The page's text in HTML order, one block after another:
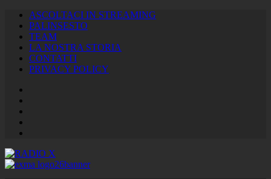
ASCOLTACI IN STREAMING
PALINSESTO
TEAM
LA NOSTRA STORIA
CONTATTI
PRIVACY POLICY